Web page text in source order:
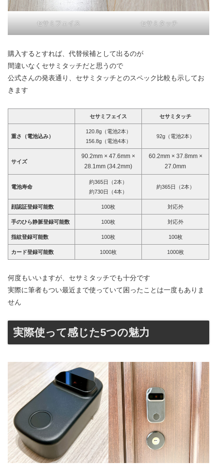
セサミフェイス セサミタッチ
購入するとすれば、代替候補として出るのが
間違いなくセサミタッチだと思うので
公式さんの発表通り、セサミタッチとのスペック比較も示してお
きます
セサミフェイス セサミタッチ
重さ（電池込み）
120.8g（電池2本）
156.8g（電池4本）
92g（電池2本）
サイズ
90.2mm × 47.6mm ×
28.1mm (34.2mm)
60.2mm × 37.8mm ×
27.0mm
電池寿命
約365日（2本）
約730日（4本）
約365日（2本）
顔認証登録可能数 100枚 対応外
手のひら静脈登録可能数 100枚 対応外
指紋登録可能数 100枚 100枚
カード登録可能数 1000枚 1000枚
何度もいいますが、セサミタッチでも十分です
実際に筆者もつい最近まで使っていて困ったことは一度もありま
せん
実際使って感じた5つの魅力